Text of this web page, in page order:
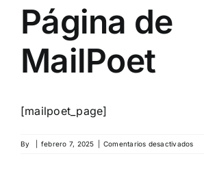
PISTAS DE PÁDEL
Página de
MailPoet
[mailpoet_page]
By febrero 7, 2025 Comentarios desactivadosen